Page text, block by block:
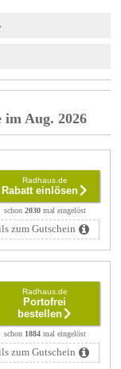
im Aug. 2026
Radhaus.de
Rabatt einlösen
schon 2030mal eingelöst
zum Gutschein
Radhaus.de
Portofrei
bestellen
schon 1884mal eingelöst
zum Gutschein